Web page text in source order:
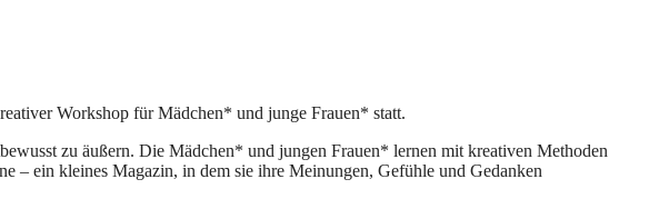
Workshop für Mädchen* und junge Frauen* statt.
zu äußern. Die Mädchen* und jungen Frauen* lernen mit kreativen Methoden
– ein kleines Magazin, in dem sie ihre Meinungen, Gefühle und Gedanken